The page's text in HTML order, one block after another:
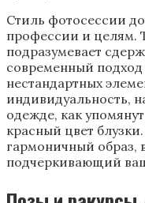
Стиль фотосессии
профессии и целям.
подразумевает
современный подход
нестандартных
индивидуальность,
одежде, как
красный цвет
гармоничный
подчеркивающий